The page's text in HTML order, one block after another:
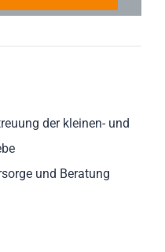
der kleinen- und
und Beratung